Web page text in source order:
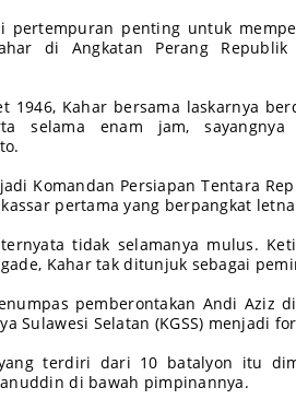
pertempuran penting untuk
di Angkatan Perang Republik
1946, Kahar bersama laskarnya
selama enam jam,
Komandan Persiapan Tentara
pertama yang berpangkat
tidak selamanya mulus.
Kahar tak ditunjuk sebagai
pemberontakan Andi Aziz
Sulawesi Selatan (KGSS) menjadi
terdiri dari 10 batalyon itu
di bawah pimpinannya.